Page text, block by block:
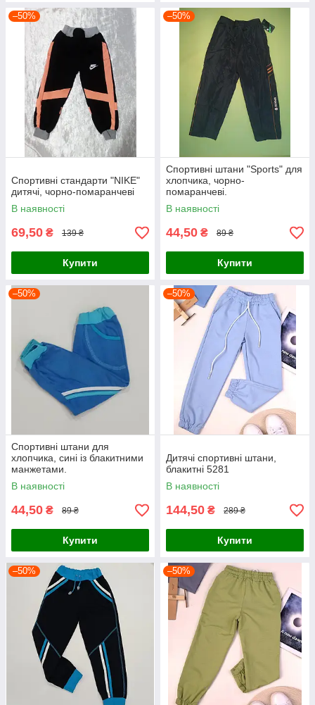
–50%
Спортивні стандарти "NIKE"
дитячі, чорно-помаранчеві
В наявності
69,50 ₴ 139 ₴
Купити
–50%
Спортивні штани "Sports" для
хлопчика, чорно-
помаранчеві.
В наявності
44,50 ₴ 89 ₴
Купити
–50%
Спортивні штани для
хлопчика, сині із блакитними
манжетами.
В наявності
44,50 ₴ 89 ₴
Купити
–50%
Дитячі спортивні штани,
блакитні 5281
В наявності
144,50 ₴ 289 ₴
Купити
–50% –50%